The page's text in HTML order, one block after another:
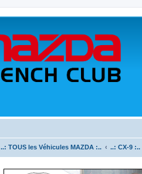
..: TOUS les Véhicules MAZDA :.. ..: CX-9 :..